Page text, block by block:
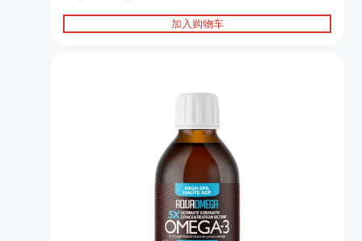
加入购物车